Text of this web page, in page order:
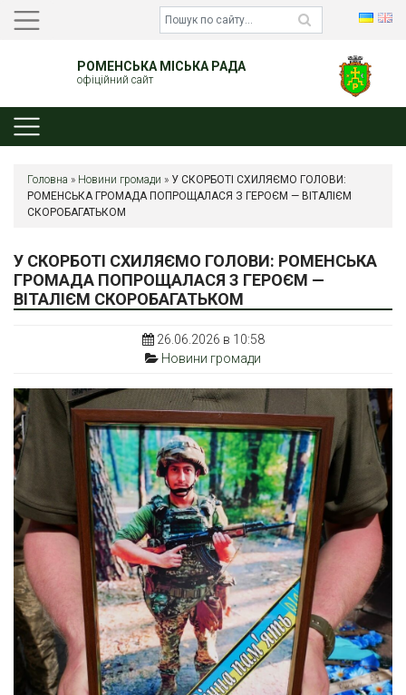
РОМЕНСЬКА МІСЬКА РАДА
офіційний сайт
Головна » Новини громади » У СКОРБОТІ СХИЛЯЄМО ГОЛОВИ:
РОМЕНСЬКА ГРОМАДА ПОПРОЩАЛАСЯ З ГЕРОЄМ — ВІТАЛІЄМ
СКОРОБАГАТЬКОМ
У СКОРБОТІ СХИЛЯЄМО ГОЛОВИ: РОМЕНСЬКА
ГРОМАДА ПОПРОЩАЛАСЯ З ГЕРОЄМ —
ВІТАЛІЄМ СКОРОБАГАТЬКОМ
26.06.2026 в 10:58
Новини громади